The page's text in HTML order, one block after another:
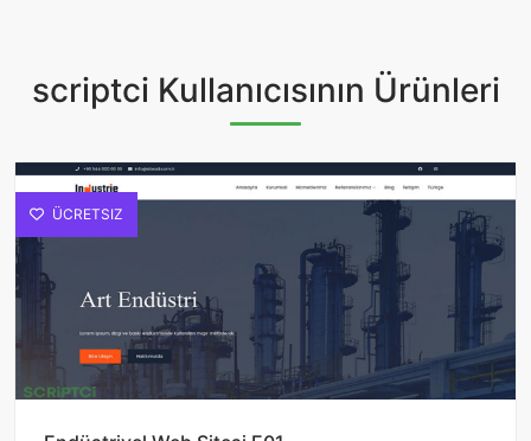
scriptci Kullanıcısının Ürünleri
ÜCRETSIZ